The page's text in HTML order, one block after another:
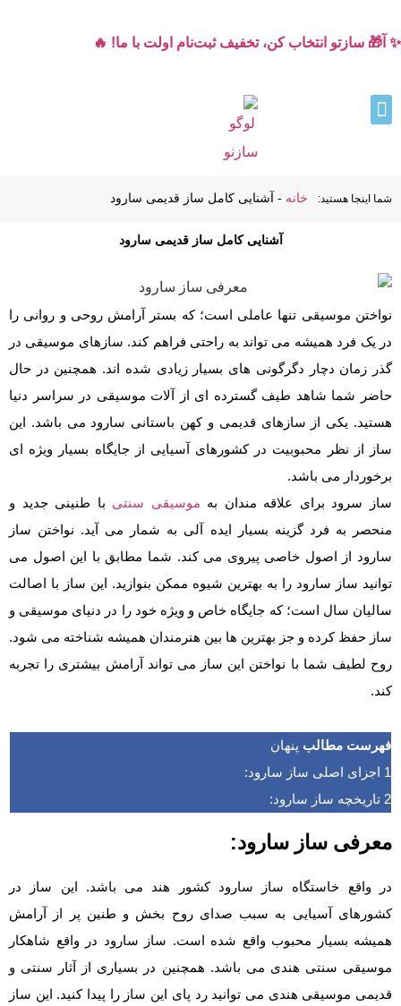
✨ آ🎁 سازتو انتخاب کن، تخفیف ثبت‌نام اولت با ما! 🔥
شما اینجا هستید: خانه - آشنایی کامل ساز قدیمی سارود
آشنایی کامل ساز قدیمی سارود
نواختن موسیقی تنها عاملی است؛ که بستر آرامش روحی و روانی را
در یک فرد همیشه می تواند به راحتی فراهم کند. سازهای موسیقی در
گذر زمان دچار دگرگونی های بسیار زیادی شده اند. همچنین در حال
حاضر شما شاهد طیف گسترده ای از آلات موسیقی در سراسر دنیا
هستید. یکی از سازهای قدیمی و کهن باستانی سارود می باشد‌. این
ساز از نظر محبوبیت در کشورهای آسیایی از جایگاه بسیار ویژه ای
برخوردار می باشد.
ساز سرود برای علاقه مندان به موسیقی سنتی با طنینی جدید و
منحصر به فرد گزینه بسیار ایده آلی به شمار می آید. نواختن ساز
سارود از اصول خاصی پیروی می کند. شما مطابق با این اصول می
توانید ساز سارود را به بهترین شیوه ممکن بنوازید. این ساز با اصالت
سالیان سال است؛ که جایگاه خاص و ویژه خود را در دنیای موسیقی و
ساز حفظ کرده و جز بهترین ها بین هنرمندان همیشه شناخته می شود.
روح لطیف شما با نواختن این ساز می تواند آرامش بیشتری را تجربه
کند‌.
فهرست مطالب پنهان
1 اجزای اصلی ساز سارود:
2 تاریخچه ساز سارود:
معرفی ساز سارود:
در واقع خاستگاه ساز سارود کشور هند می باشد. این ساز در
کشورهای آسیایی به سبب صدای روح بخش و طنین پر از آرامش
همیشه بسیار محبوب واقع شده است. ساز سارود در واقع شاهکار
موسیقی سنتی هندی می باشد. همچنین در بسیاری از آثار سنتی و
قدیمی موسیقی هندی می توانید رد پای این ساز را پیدا کنید. این ساز